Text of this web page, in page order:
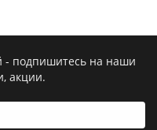
- подпишитесь на наши
акции.